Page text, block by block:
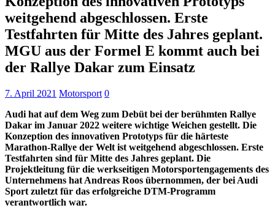
weitgehend abgeschlossen. Erste
Testfahrten für Mitte des Jahres geplant.
MGU aus der Formel E kommt auch bei
der Rallye Dakar zum Einsatz
7. April 2021 Motorsport 0
Audi hat auf dem Weg zum Debüt bei der berühmten Rallye
Dakar im Januar 2022 weitere wichtige Weichen gestellt. Die
Konzeption des innovativen Prototyps für die härteste
Marathon-Rallye der Welt ist weitgehend abgeschlossen. Erste
Testfahrten sind für Mitte des Jahres geplant. Die
Projektleitung für die werkseitigen Motorsportengagements des
Unternehmens hat Andreas Roos übernommen, der bei Audi
Sport zuletzt für das erfolgreiche DTM-Programm
verantwortlich war.